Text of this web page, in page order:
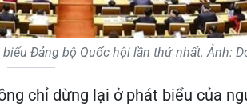
Đảng bộ Quốc hội lần thứ nhất. Ảnh:
chỉ dừng lại ở phát biểu của